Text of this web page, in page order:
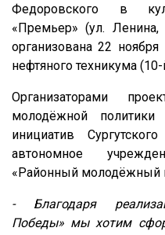
Федоровского в
«Премьер» (ул. Ленина,
организована 22
нефтяного техникума
Организаторами
молодёжной
инициатив
автономное
«Районный молодёжный
- Благодаря
Победы» мы хотим с